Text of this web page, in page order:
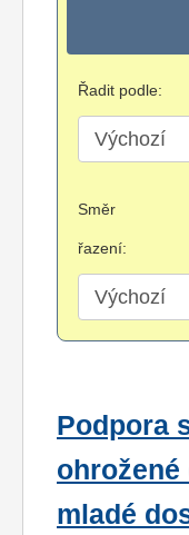
Řadit podle:
Směr
řazení:
Podpora
mladé